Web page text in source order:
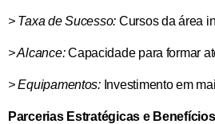
> Taxa de Sucesso: Cursos da área
> Alcance:Capacidade para formar
> Equipamentos:Investimento em
Parcerias Estratégicas e Benefícios